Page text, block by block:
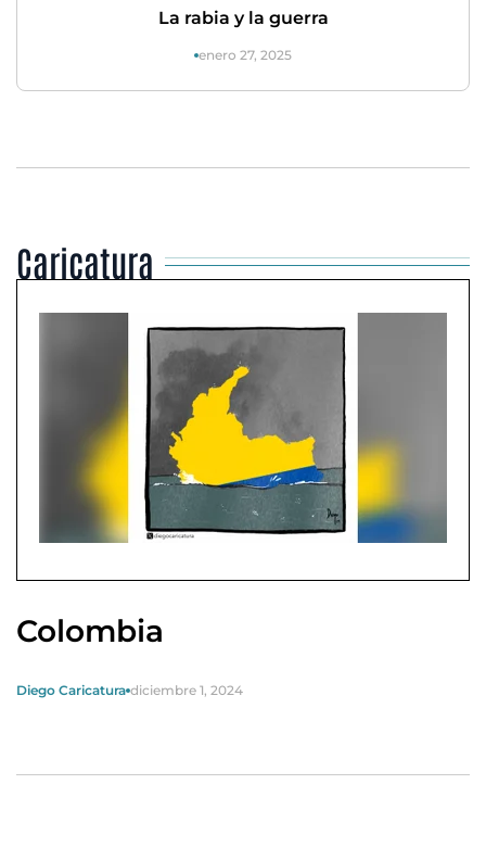
La rabia y la guerra
enero 27, 2025
Caricatura
Colombia
Diego Caricatura diciembre 1, 2024